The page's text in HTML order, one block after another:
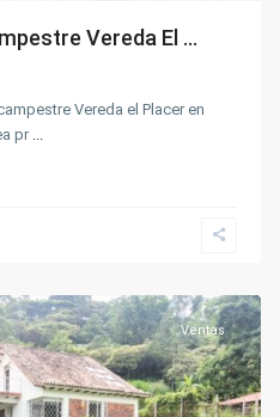
Vereda El ...
Vereda el Placer en
pr ...
Ventas